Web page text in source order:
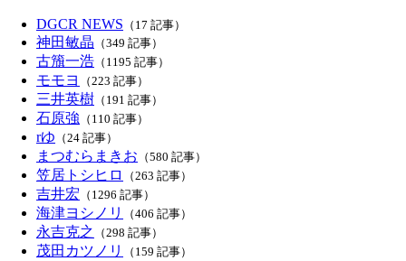
DGCR NEWS （17 記事）
神田敏晶 （349 記事）
古籏一浩 （1195 記事）
モモヨ （223 記事）
三井英樹 （191 記事）
石原強 （110 記事）
rゆ （24 記事）
まつむらまきお （580 記事）
笠居トシヒロ （263 記事）
吉井宏 （1296 記事）
海津ヨシノリ （406 記事）
永吉克之 （298 記事）
茂田カツノリ （159 記事）